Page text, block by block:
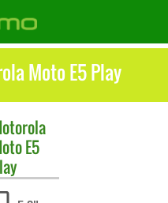
Moto E5 Play
E5